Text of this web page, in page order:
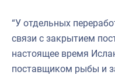
“У отдельных
связи с закрытием
настоящее время
поставщиком рыбы и